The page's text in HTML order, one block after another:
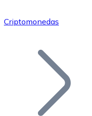
Únete a nuestra
Añade tu proyecto
Criptomonedas